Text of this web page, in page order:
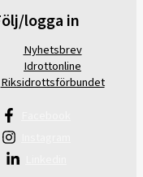
logga in
Nyhetsbrev
Idrottonline
Riksidrottsförbundet